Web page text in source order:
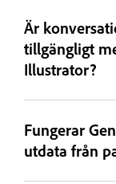
Är
tillgängligt
Illustrator?
Fungerar
utdata från